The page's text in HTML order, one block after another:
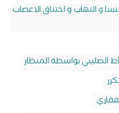
و التهاب و اختناق الاعصاب
الصليبي بواسطة المنظار